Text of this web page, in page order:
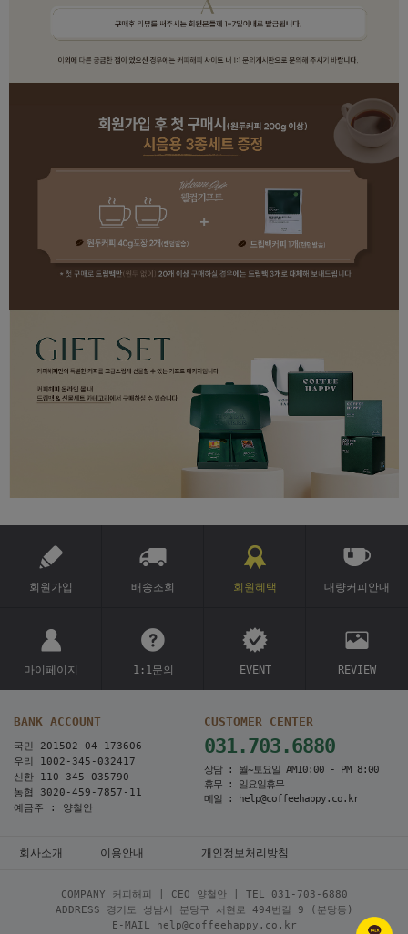
회원가입 배송조회 회원혜택 대량커피안내
마이페이지 1:1문의 EVENT REVIEW
BANK ACCOUNT
국민 201502-04-173606
우리 1002-345-032417
신한 110-345-035790
농협 3020-459-7857-11
예금주 : 양철안
CUSTOMER CENTER
031.703.6880
상담 : 월~토요일 AM10:00 - PM 8:00
휴무 : 일요일휴무
메일 : help@coffeehappy.co.kr
회사소개 이용안내 개인정보처리방침
COMPANY 커피해피 | CEO 양철안 | TEL
031-703-6880
ADDRESS 경기도 성남시 분당구 서현로 494번길 9 (분당동)
E-MAIL help@coffeehappy.co.kr